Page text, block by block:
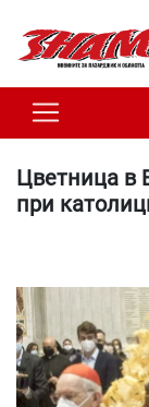
Цветница в
при